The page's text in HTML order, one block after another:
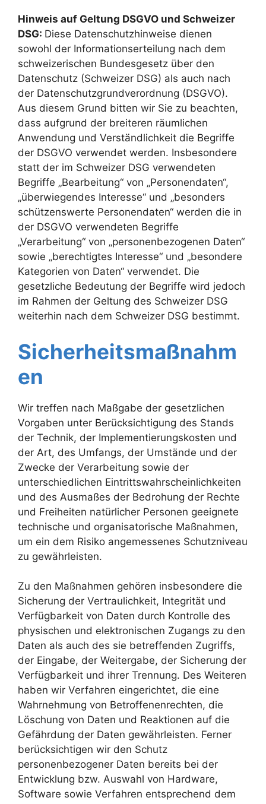
Hinweis auf Geltung DSGVO und Schweizer
DSG: Diese Datenschutzhinweise dienen
sowohl der Informationserteilung nach dem
schweizerischen Bundesgesetz über den
Datenschutz (Schweizer DSG) als auch nach
der Datenschutzgrundverordnung (DSGVO).
Aus diesem Grund bitten wir Sie zu beachten,
dass aufgrund der breiteren räumlichen
Anwendung und Verständlichkeit die Begriffe
der DSGVO verwendet werden. Insbesondere
statt der im Schweizer DSG verwendeten
Begriffe „Bearbeitung“ von „Personendaten“,
„überwiegendes Interesse“ und „besonders
schützenswerte Personendaten“ werden die in
der DSGVO verwendeten Begriffe
„Verarbeitung“ von „personenbezogenen Daten“
sowie „berechtigtes Interesse“ und „besondere
Kategorien von Daten“ verwendet. Die
gesetzliche Bedeutung der Begriffe wird jedoch
im Rahmen der Geltung des Schweizer DSG
weiterhin nach dem Schweizer DSG bestimmt.
Sicherheitsmaßnahm
en
Wir treffen nach Maßgabe der gesetzlichen
Vorgaben unter Berücksichtigung des Stands
der Technik, der Implementierungskosten und
der Art, des Umfangs, der Umstände und der
Zwecke der Verarbeitung sowie der
unterschiedlichen Eintrittswahrscheinlichkeiten
und des Ausmaßes der Bedrohung der Rechte
und Freiheiten natürlicher Personen geeignete
technische und organisatorische Maßnahmen,
um ein dem Risiko angemessenes Schutzniveau
zu gewährleisten.
Zu den Maßnahmen gehören insbesondere die
Sicherung der Vertraulichkeit, Integrität und
Verfügbarkeit von Daten durch Kontrolle des
physischen und elektronischen Zugangs zu den
Daten als auch des sie betreffenden Zugriffs,
der Eingabe, der Weitergabe, der Sicherung der
Verfügbarkeit und ihrer Trennung. Des Weiteren
haben wir Verfahren eingerichtet, die eine
Wahrnehmung von Betroffenenrechten, die
Löschung von Daten und Reaktionen auf die
Gefährdung der Daten gewährleisten. Ferner
berücksichtigen wir den Schutz
personenbezogener Daten bereits bei der
Entwicklung bzw. Auswahl von Hardware,
Software sowie Verfahren entsprechend dem